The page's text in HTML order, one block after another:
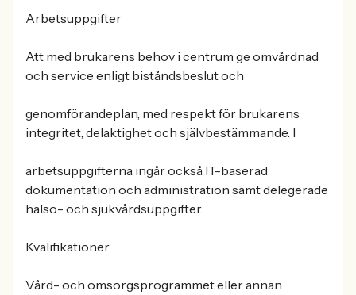
Arbetsuppgifter
Att med brukarens behov i centrum ge omvårdnad
och service enligt biståndsbeslut och
genomförandeplan, med respekt för brukarens
integritet, delaktighet och självbestämmande. I
arbetsuppgifterna ingår också IT-baserad
dokumentation och administration samt delegerade
hälso- och sjukvårdsuppgifter.
Kvalifikationer
Vård- och omsorgsprogrammet eller annan